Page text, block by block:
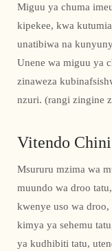
Miguu ya chuma
kipekee, kwa
unatibiwa na
Unene wa miguu ya
zinaweza
nzuri. (rangi zingine
Vitendo
Msururu mzima wa
muundo wa droo
kwenye uso wa
kimya ya sehemu
ya kudhibiti tatu,